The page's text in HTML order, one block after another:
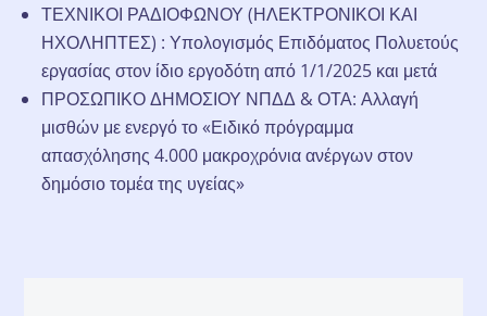
ΤΕΧΝΙΚΟΙ ΡΑΔΙΟΦΩΝΟΥ (ΗΛΕΚΤΡΟΝΙΚΟΙ ΚΑΙ
ΗΧΟΛΗΠΤΕΣ) : Υπολογισμός Επιδόματος Πολυετούς
εργασίας στον ίδιο εργοδότη από 1/1/2025 και μετά
ΠΡΟΣΩΠΙΚΟ ΔΗΜΟΣΙΟΥ ΝΠΔΔ & ΟΤΑ: Αλλαγή
μισθών με ενεργό το «Ειδικό πρόγραμμα
απασχόλησης 4.000 μακροχρόνια ανέργων στον
δημόσιο τομέα της υγείας»